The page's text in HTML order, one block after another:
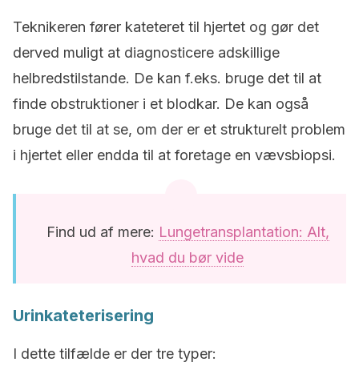
Teknikeren fører kateteret til hjertet og gør det
derved muligt at diagnosticere adskillige
helbredstilstande. De kan f.eks. bruge det til at
finde obstruktioner i et blodkar. De kan også
bruge det til at se, om der er et strukturelt problem
i hjertet eller endda til at foretage en vævsbiopsi.
Find ud af mere: Lungetransplantation: Alt,
hvad du bør vide
Urinkateterisering
I dette tilfælde er der tre typer: